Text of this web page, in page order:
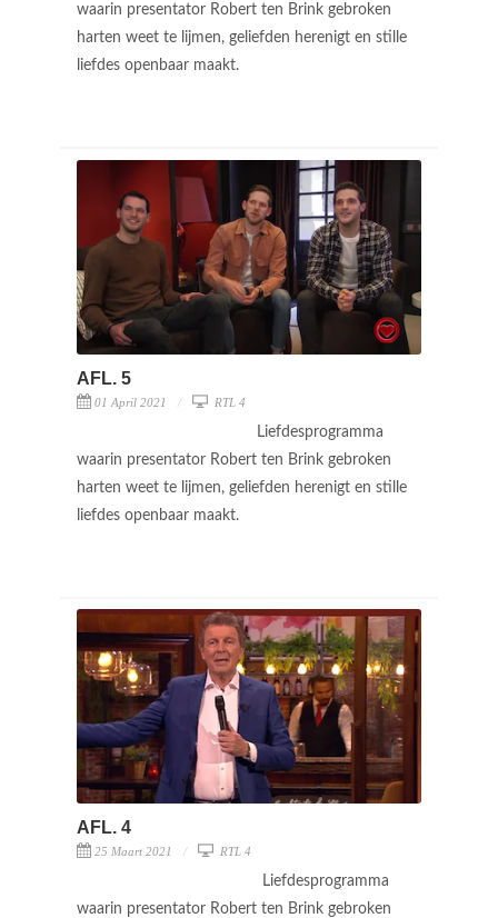
waarin presentator Robert ten Brink gebroken
harten weet te lijmen, geliefden herenigt en stille
liefdes openbaar maakt.
AFL. 5
01 April 2021 RTL 4
Liefdesprogramma
waarin presentator Robert ten Brink gebroken
harten weet te lijmen, geliefden herenigt en stille
liefdes openbaar maakt.
AFL. 4
25 Maart 2021 RTL 4
Liefdesprogramma
waarin presentator Robert ten Brink gebroken